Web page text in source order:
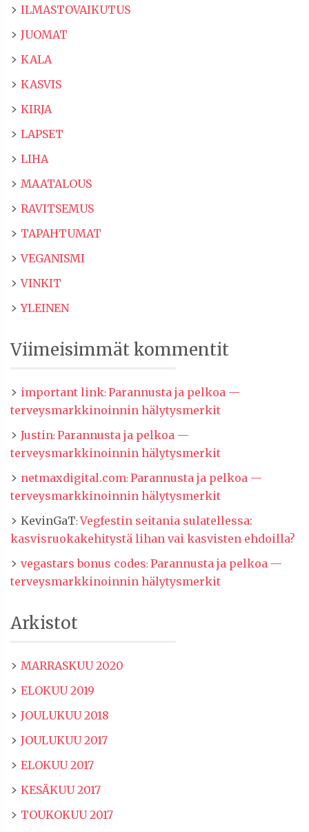
ILMASTOVAIKUTUS
JUOMAT
KALA
KASVIS
KIRJA
LAPSET
LIHA
MAATALOUS
RAVITSEMUS
TAPAHTUMAT
VEGANISMI
VINKIT
YLEINEN
Viimeisimmät kommentit
important link: Parannusta ja pelkoa —
terveysmarkkinoinnin hälytysmerkit
Justin: Parannusta ja pelkoa —
terveysmarkkinoinnin hälytysmerkit
netmaxdigital.com: Parannusta ja pelkoa —
terveysmarkkinoinnin hälytysmerkit
KevinGaT: Vegfestin seitania sulatellessa:
kasvisruokakehitystä lihan vai kasvisten ehdoilla?
vegastars bonus codes: Parannusta ja pelkoa —
terveysmarkkinoinnin hälytysmerkit
Arkistot
MARRASKUU 2020
ELOKUU 2019
JOULUKUU 2018
JOULUKUU 2017
ELOKUU 2017
KESÄKUU 2017
TOUKOKUU 2017